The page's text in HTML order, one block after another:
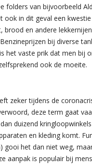
folders van bijvoorbeeld
in dit geval een
en andere
bij diverse
het vaste prik dat men bij
ook de moeite.
zeker tijdens de
deze term gaat
duizend
en kleding komt.
het dan niet weg,
aanpak is populair bij